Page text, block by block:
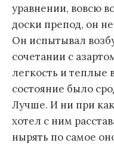
уравнении, вовсю
доски препод, он
Он испытывал
сочетании с
легкость и теплые
состояние было
Лучше. И ни при
хотел с ним
нырять по самое